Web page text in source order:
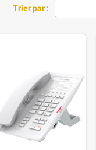
Trier par :